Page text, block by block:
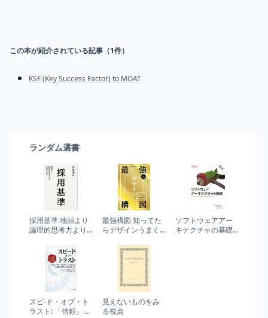
この本が紹介されている記事（1件）
KSF (Key Success Factor) to MOAT
ランダム選書
採用基準 地頭より
論理的思考力より
最強構図 知ってた
らデザインうまく
ソフトウェアアー
キテクチャの基礎
スピ-ド・オブ・ト
ラスト: 「信頼」が
見えないものをみ
る視点